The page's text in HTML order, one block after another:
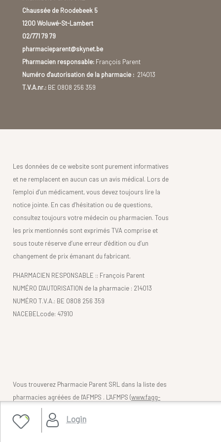
Login
bactérienne et représentent environ 10 % des cas.
Chaussée de Roodebeek 5
1200 Woluwé-St-Lambert
02/771 79 79
pharmacieparent@skynet.be
Pharmacien responsable:François Parent
Numéro d'autorisation de la pharmacie :214013
T.V.A.nr.:BE 0808 256 359
Les données de ce website sont purement informatives
et ne remplacent en aucun cas un avis médical. Lors de
l’emploi d’un médicament, vous devez toujours lire la
notice jointe. En cas d’hésitation ou de questions,
consultez toujours votre médecin ou pharmacien. Tous
les prix mentionnés sont exprimés TVA comprise et
sous toute réserve d’une erreur d’édition ou d’un
changement de prix émanant du fabricant.
PHARMACIEN RESPONSABLE :: François Parent
NUMÉRO D'AUTORISATION de la pharmacie : 214013
NUMÉRO T.V.A.: BE 0808 256 359
NACEBELcode: 47910
Vous trouverez Pharmacie Parent SRL dans la liste des
pharmacies agréées de l'AFMPS . L'AFMPS (www.fagg-
contrôle la légalité des pharmacies belges
(en ligne).